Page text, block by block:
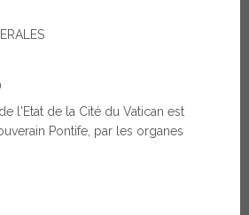
l'Etat de la Cité du Vatican est
Pontife, par les organes